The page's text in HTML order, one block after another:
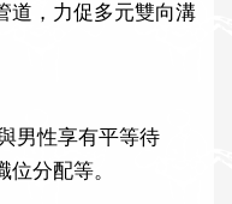
道，力促多元雙向溝
男性享有平等待
分配等。